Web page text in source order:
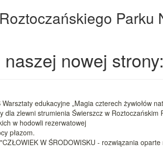
Parku
nowej strony:
edukacyjne „Magia czterech żywiołów
dla zlewni strumienia Świerszcz w Roztoczańskim
w hodowli rezerwatowej
płazom.
W ŚRODOWISKU - rozwiązania